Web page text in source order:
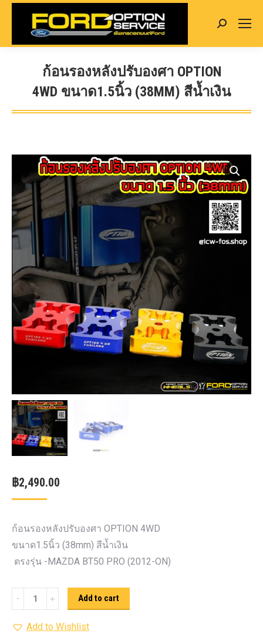
Search:
ก้อนรองหลังปรับองศา OPTION
4WD ขนาด1.5นิ้ว (38MM) สีน้ำเงิน
You are here:
฿2,490.00
ก้อนรองหลังปรับองศา OPTION 4WD
ขนาด1.5นิ้ว (38mm) สีน้ำเงิน
ตรงรุ่น -MAZDA BT50 PRO (2012-ON)
รอง
หลัง
Add to cart
Add to Wishlist